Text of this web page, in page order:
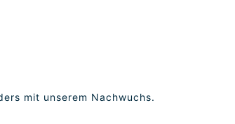
mit unserem Nachwuchs.